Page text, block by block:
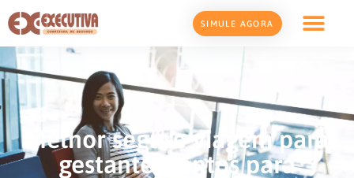
SIMULE AGORA
Melhor seguro viagem para
gestante: Pontos para